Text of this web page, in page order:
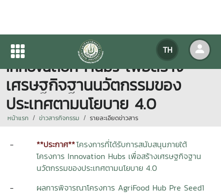
TH
ผลการพิจารณาข้อเสนอโครงการ
Innovation Hubs เพื่อสร้าง
เศรษฐกิจฐานนวัตกรรมของ
ประเทศตามนโยบาย 4.0
หน้าแรก ข่าวสารกิจกรรม รายละเอียดข่าวสาร
- **ประกาศ**โครงการที่ได้รับการสนับสนุนภายใต้
โครงการ Innovation Hubs เพื่อสร้างเศรษฐกิจฐาน
นวัตกรรมของประเทศตามนโยบาย 4.0
-
ผลการพิจารณาโครงการ AgriFood Hub Pre Seed1